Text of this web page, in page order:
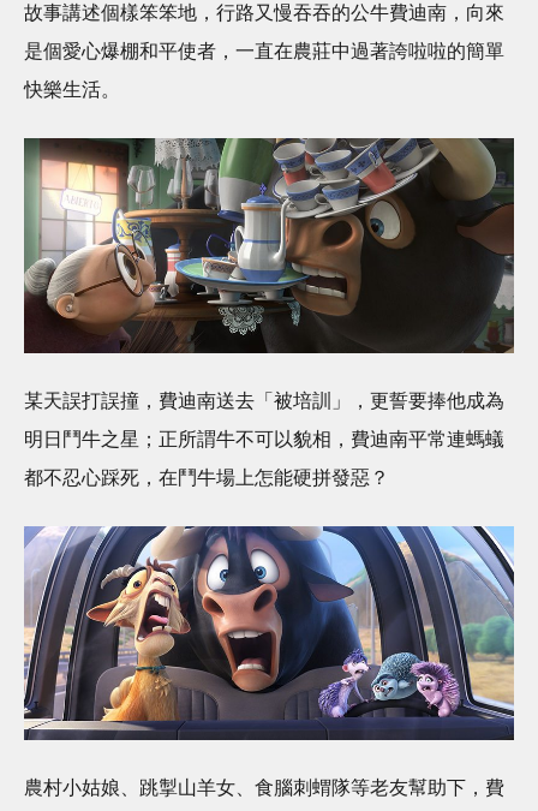
故事講述個樣笨笨地，行路又慢吞吞的公牛費迪南，向來
是個愛心爆棚和平使者，一直在農莊中過著誇啦啦的簡單
快樂生活。
某天誤打誤撞，費迪南送去「被培訓」，更誓要捧他成為
明日鬥牛之星；正所謂牛不可以貌相，費迪南平常連螞蟻
都不忍心踩死，在鬥牛場上怎能硬拼發惡？
農村小姑娘、跳掣山羊女、食腦刺蝟隊等老友幫助下，費